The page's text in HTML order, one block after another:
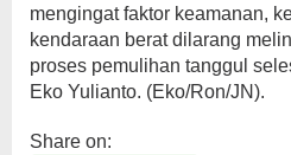
mengingat faktor keamanan,
kendaraan berat dilarang
proses pemulihan tanggul
Eko Yulianto. (Eko/Ron/JN).
Share on: